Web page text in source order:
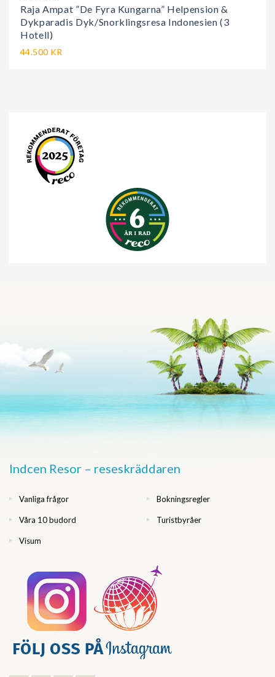
Raja Ampat ”De Fyra Kungarna” Helpension &
Dykparadis Dyk/Snorklingsresa Indonesien (3
Hotell)
44.500 KR
Indcen Resor – reseskräddaren
Vanliga frågor Bokningsregler
Våra 10 budord Turistbyråer
Visum